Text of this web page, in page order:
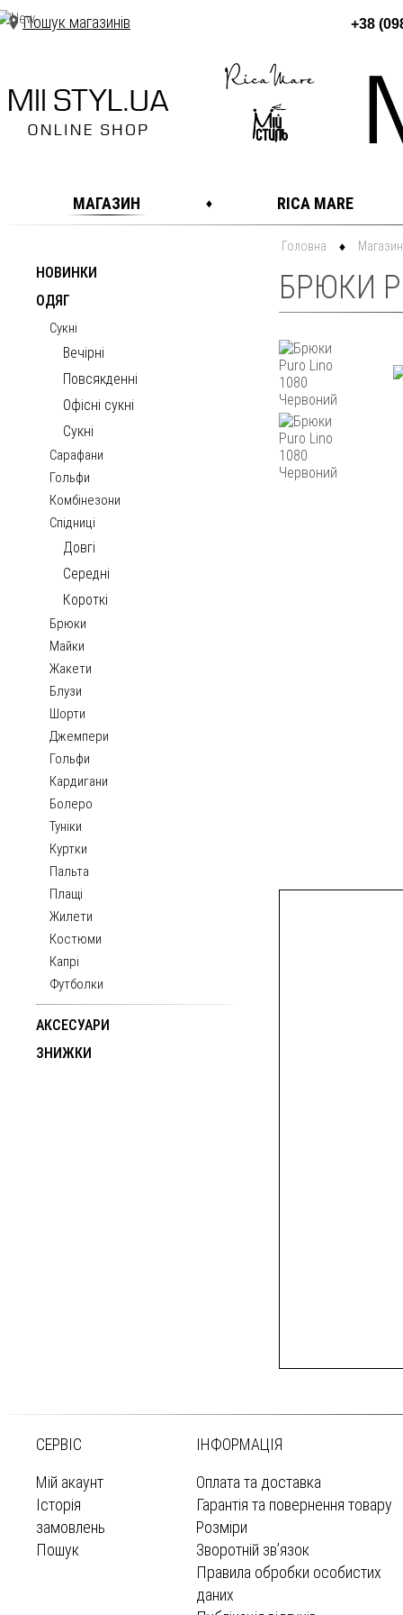
Пошук магазинів +38
МАГАЗИН RICA MARE
НОВИНКИ
ОДЯГ
Сукні
Вечірні
Повсякденні
Офісні сукні
Сукні
Сарафани
Гольфи
Комбінезони
Спідниці
Довгі
Середні
Короткі
Брюки
Майки
Жакети
Блузи
Шорти
Джемпери
Гольфи
Кардигани
Болеро
Туніки
Куртки
Пальта
Плащі
Жилети
Костюми
Капрі
Футболки
АКСЕСУАРИ
ЗНИЖКИ
Головна Магазин
БРЮКИ
СЕРВІС
Мій акаунт
Історія
замовлень
Пошук
ІНФОРМАЦІЯ
Оплата та доставка
Гарантія та повернення товару
Розміри
Зворотній зв’язок
Правила обробки особистих
даних